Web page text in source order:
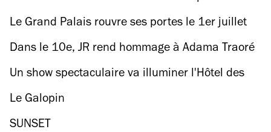
gratuitement !
Le Grand Palais rouvre ses portes le 1er juillet
avec l’exposition Pompéi
Dans le 10e, JR rend hommage à Adama Traoré
et George Floyd avec un collage géant
Un show spectaculaire va illuminer l'Hôtel des
Invalides cet été
Le Galopin
SUNSET